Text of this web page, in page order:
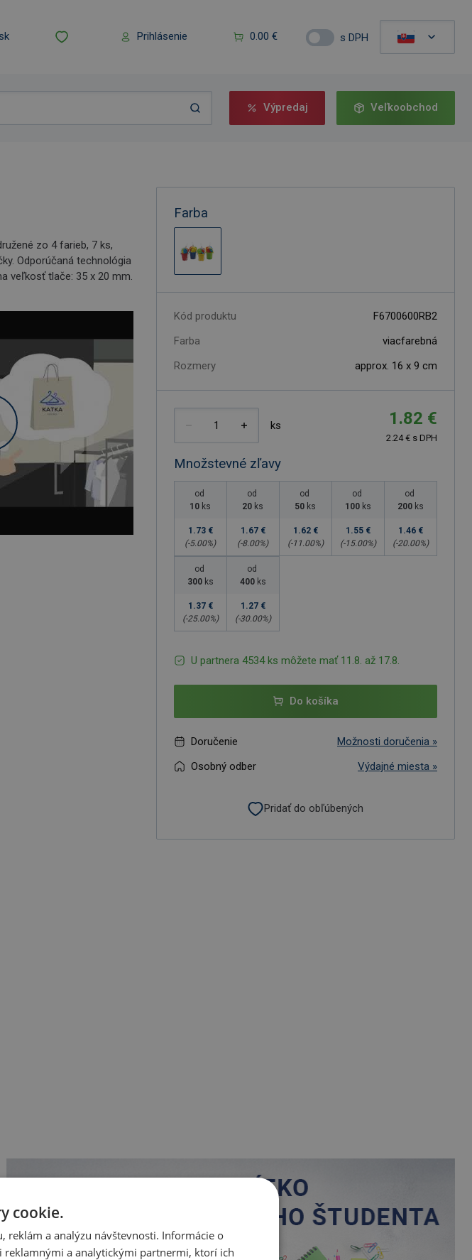
Prihlásenie 0.00 € s DPH
Výpredaj Veľkoobchod
zo 4 farieb, 7 ks,
Odporúčaná technológia
veľkosť tlače: 35 x 20 mm.
Farba
Kód produktu
F6700600RB2
Farba
viacfarebná
Rozmery
approx. 16 x 9 cm
ks 1.82 €
2.24 € s DPH
Množstevné zľavy
od
10 ks
1.73 €
(-5.00%)
od
20 ks
1.67 €
(-8.00%)
od
50 ks
1.62 €
(-11.00%)
od
100 ks
1.55 €
(-15.00%)
od
200 ks
1.46 €
(-20.00%)
od
300 ks
1.37 €
(-25.00%)
od
400 ks
1.27 €
(-30.00%)
U partnera 4534 ks môžete mať 11.8. až 17.8.
Do košíka
Doručenie
Možnosti doručenia »
Osobný odber
Výdajné miesta »
Pridať do obľúbených
cookie.
reklám a analýzu návštevnosti. Informácie o
reklamnými a analytickými partnermi, ktorí ich